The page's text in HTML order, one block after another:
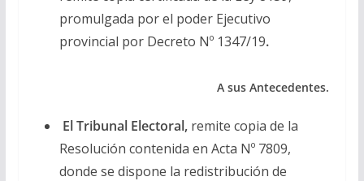
promulgada por el poder Ejecutivo
provincial por Decreto Nº 1347/19.
A sus Antecedentes.
El Tribunal Electoral, remite copia de la
Resolución contenida en Acta Nº 7809,
donde se dispone la redistribución de